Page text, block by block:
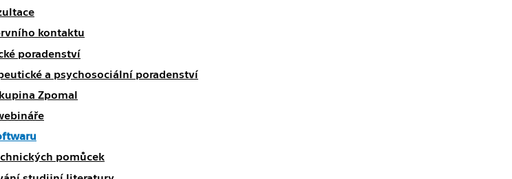
kontaktu
poradenství
a psychosociální poradenství
Zpomal
pomůcek